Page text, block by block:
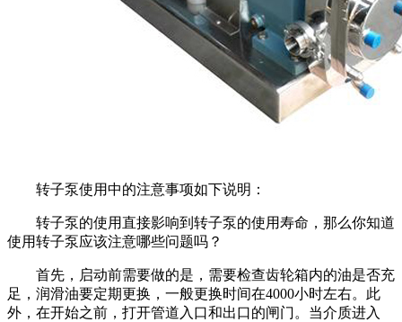
转子泵使用中的注意事项如下说明：
转子泵的使用直接影响到转子泵的使用寿命，那么你知道
使用转子泵应该注意哪些问题吗？
首先，启动前需要做的是，需要检查齿轮箱内的油是否充
足，润滑油要定期更换，一般更换时间在4000小时左右。此
外，在开始之前，打开管道入口和出口的闸门。当介质进入